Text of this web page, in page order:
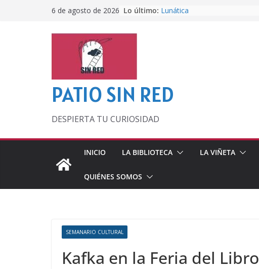
6 de agosto de 2026 Lo último: Lunática
PATIO SIN RED
DESPIERTA TU CURIOSIDAD
INICIO LA BIBLIOTECA LA VIÑETA
QUIÉNES SOMOS
SEMANARIO CULTURAL
Kafka en la Feria del Libro